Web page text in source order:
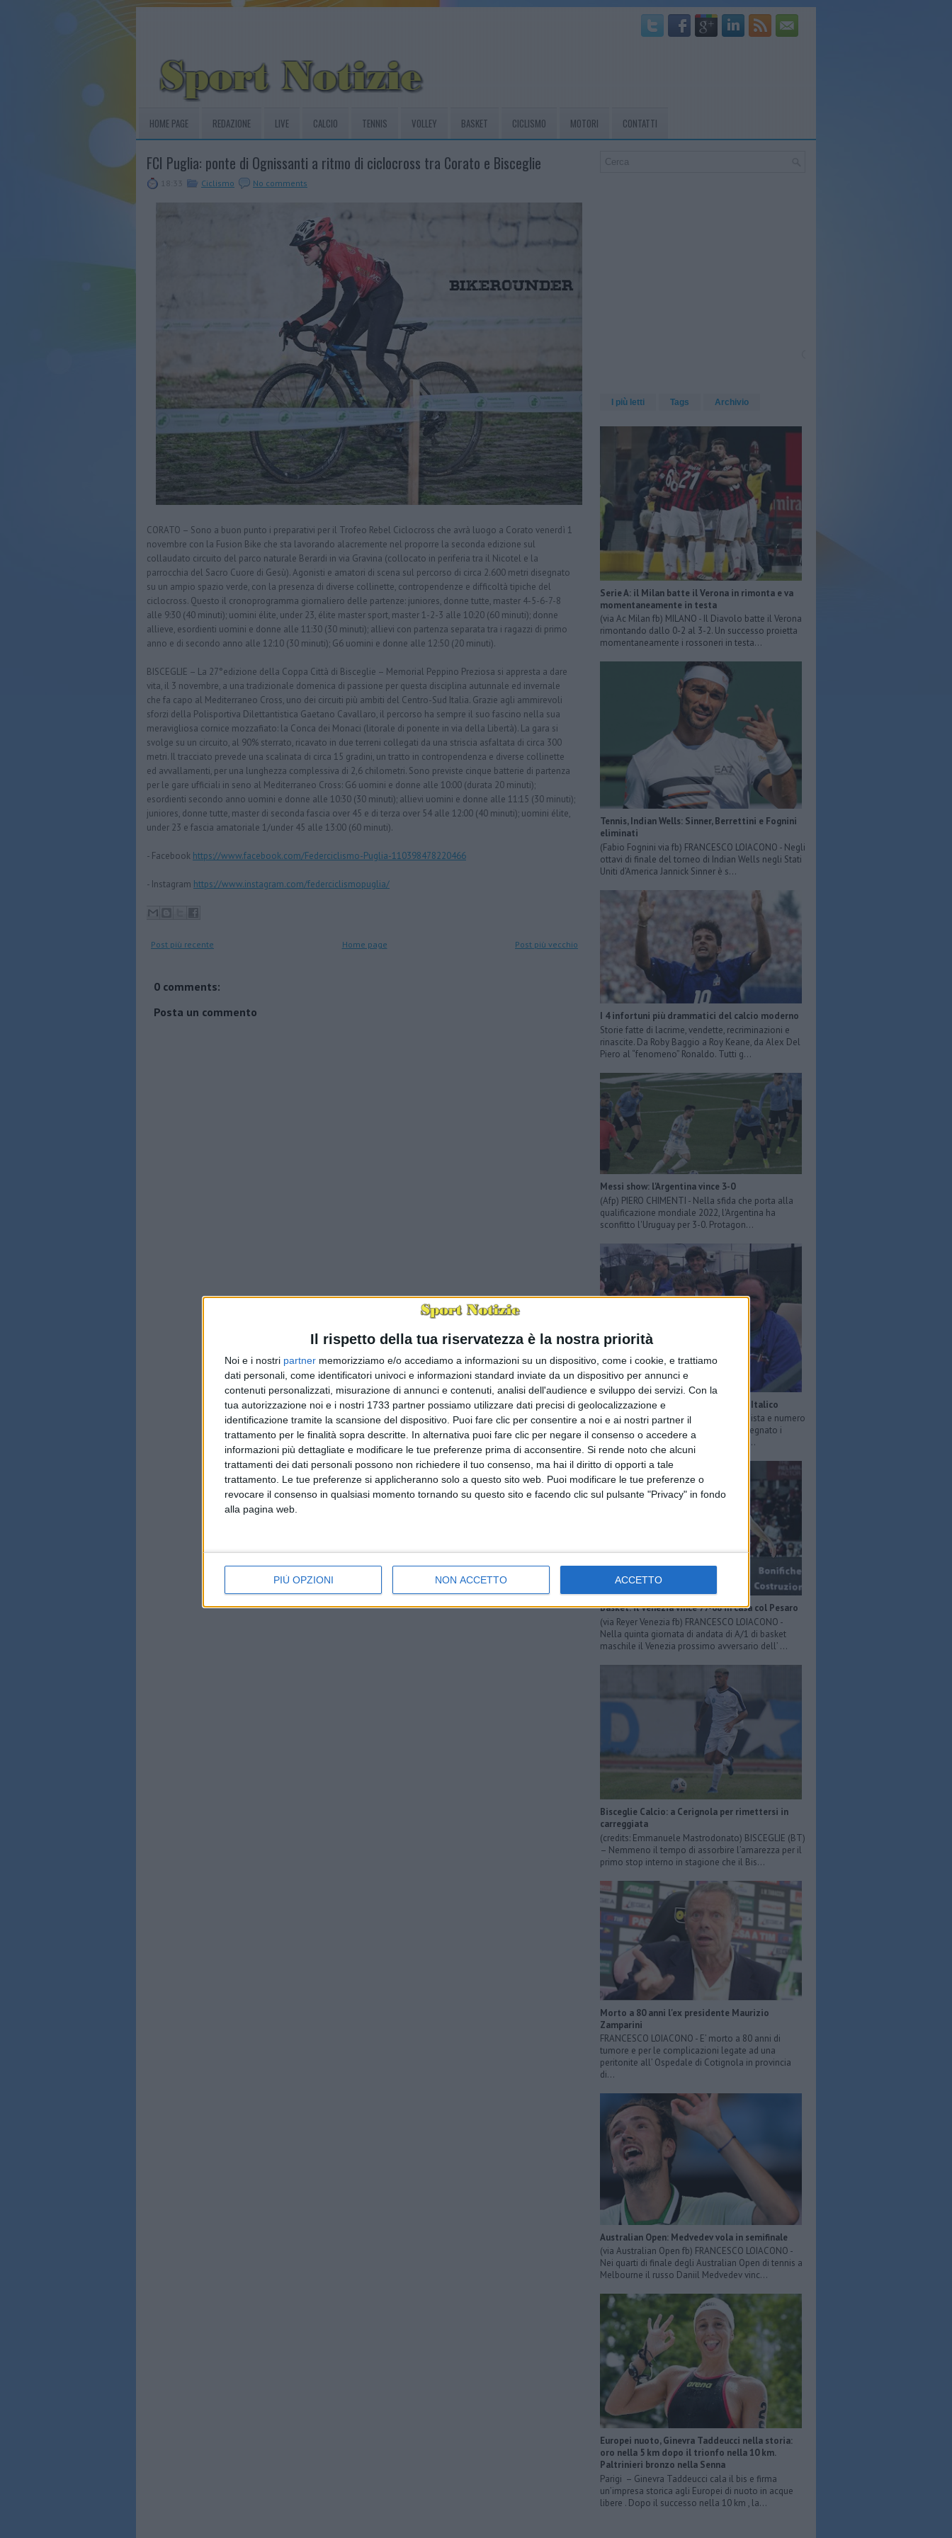
Il rispetto della tua riservatezza è la nostra priorità
Noi e i nostri partner memorizziamo e/o accediamo a informazioni su un dispositivo, come i cookie, e trattiamo
dati personali, come identificatori univoci e informazioni standard inviate da un dispositivo per annunci e
contenuti personalizzati, misurazione di annunci e contenuti, analisi dell'audience e sviluppo dei servizi. Con la
tua autorizzazione noi e i nostri 1733 partner possiamo utilizzare dati precisi di geolocalizzazione e
identificazione tramite la scansione del dispositivo. Puoi fare clic per consentire a noi e ai nostri partner il
trattamento per le finalità sopra descritte. In alternativa puoi fare clic per negare il consenso o accedere a
informazioni più dettagliate e modificare le tue preferenze prima di acconsentire. Si rende noto che alcuni
trattamenti dei dati personali possono non richiedere il tuo consenso, ma hai il diritto di opporti a tale
trattamento. Le tue preferenze si applicheranno solo a questo sito web. Puoi modificare le tue preferenze o
revocare il consenso in qualsiasi momento tornando su questo sito e facendo clic sul pulsante "Privacy" in fondo
alla pagina web.
PIÙ OPZIONI NON ACCETTO ACCETTO
HOME PAGE REDAZIONE LIVE CALCIO TENNIS VOLLEY BASKET CICLISMO MOTORI CONTATTI
FCI Puglia: ponte di Ognissanti a ritmo di ciclocross tra Corato e Bisceglie
18:33 Ciclismo No comments
CORATO – Sono a buon punto i preparativi per il Trofeo Rebel Ciclocross che avrà luogo a Corato venerdì 1
novembre con la Fusion Bike che sta lavorando alacremente nel proporre la seconda edizione sul
collaudato circuito del parco naturale Berardi in via Gravina (collocato in periferia tra il Nicotel e la
parrocchia del Sacro Cuore di Gesù). Agonisti e amatori di scena sul percorso di circa 2.600 metri disegnato
su un ampio spazio verde, con la presenza di diverse collinette, contropendenze e difficoltà tipiche del
ciclocross. Questo il cronoprogramma giornaliero delle partenze: juniores, donne tutte, master 4-5-6-7-8
alle 9:30 (40 minuti); uomini élite, under 23, élite master sport, master 1-2-3 alle 10:20 (60 minuti); donne
allieve, esordienti uomini e donne alle 11:30 (30 minuti); allievi con partenza separata tra i ragazzi di primo
anno e di secondo anno alle 12:10 (30 minuti); G6 uomini e donne alle 12:50 (20 minuti).
BISCEGLIE – La 27°edizione della Coppa Città di Bisceglie – Memorial Peppino Preziosa si appresta a dare
vita, il 3 novembre, a una tradizionale domenica di passione per questa disciplina autunnale ed invernale
che fa capo al Mediterraneo Cross, uno dei circuiti più ambiti del Centro-Sud Italia. Grazie agli ammirevoli
sforzi della Polisportiva Dilettantistica Gaetano Cavallaro, il percorso ha sempre il suo fascino nella sua
meravigliosa cornice mozzafiato: la Conca dei Monaci (litorale di ponente in via della Libertà). La gara si
svolge su un circuito, al 90% sterrato, ricavato in due terreni collegati da una striscia asfaltata di circa 300
metri. Il tracciato prevede una scalinata di circa 15 gradini, un tratto in contropendenza e diverse collinette
ed avvallamenti, per una lunghezza complessiva di 2,6 chilometri. Sono previste cinque batterie di partenza
per le gare ufficiali in seno al Mediterraneo Cross: G6 uomini e donne alle 10:00 (durata 20 minuti);
esordienti secondo anno uomini e donne alle 10:30 (30 minuti); allievi uomini e donne alle 11:15 (30 minuti);
juniores, donne tutte, master di seconda fascia over 45 e di terza over 54 alle 12:00 (40 minuti); uomini élite,
under 23 e fascia amatoriale 1/under 45 alle 13:00 (60 minuti).
- Facebook https://www.facebook.com/Federciclismo-Puglia-110398478220466
- Instagram https://www.instagram.com/federciclismopuglia/
Post più recente Post più vecchio
Home page
0 comments:
Posta un commento
I più letti Tags Archivio
Serie A: il Milan batte il Verona in rimonta e va
momentaneamente in testa
(via Ac Milan fb) MILANO - Il Diavolo batte il Verona
rimontando dallo 0-2 al 3-2. Un successo proietta
momentaneamente i rossoneri in testa...
Tennis, Indian Wells: Sinner, Berrettini e Fognini
eliminati
(Fabio Fognini via fb) FRANCESCO LOIACONO - Negli
ottavi di finale del torneo di Indian Wells negli Stati
Uniti d’America Jannick Sinner è s...
I 4 infortuni più drammatici del calcio moderno
Storie fatte di lacrime, vendette, recriminazioni e
rinascite. Da Roby Baggio a Roy Keane, da Alex Del
Piero al “fenomeno” Ronaldo. Tutti g...
Messi show: l'Argentina vince 3-0
(Afp) PIERO CHIMENTI - Nella sfida che porta alla
qualificazione mondiale 2022, l'Argentina ha
sconfitto l'Uruguay per 3-0. Protagon...
È morto Ciro Cirillo, anima del Foro Italico
BARI - È scomparso a 66 anni l’ex tennista e numero
uno della scuola di Roma in cui ha insegnato i
segreti della racchetta a tanti ragazzi ...
Basket: il Venezia vince 77-68 in casa col Pesaro
(via Reyer Venezia fb) FRANCESCO LOIACONO -
Nella quinta giornata di andata di A/1 di basket
maschile il Venezia prossimo avversario dell’ ...
Bisceglie Calcio: a Cerignola per rimettersi in
carreggiata
(credits: Emmanuele Mastrodonato) BISCEGLIE (BT)
– Nemmeno il tempo di assorbire l’amarezza per il
primo stop interno in stagione che il Bis...
Morto a 80 anni l'ex presidente Maurizio
Zamparini
FRANCESCO LOIACONO - E’ morto a 80 anni di
tumore e per le complicazioni legate ad una
peritonite all’ Ospedale di Cotignola in provincia
di...
Australian Open: Medvedev vola in semifinale
(via Australian Open fb) FRANCESCO LOIACONO -
Nei quarti di finale degli Australian Open di tennis a
Melbourne il russo Daniil Medvedev vinc...
Europei nuoto, Ginevra Taddeucci nella storia:
oro nella 5 km dopo il trionfo nella 10 km.
Paltrinieri bronzo nella Senna
Parigi – Ginevra Taddeucci cala il bis e firma
un’impresa storica agli Europei di nuoto in acque
libere . Dopo il successo nella 10 km , la...